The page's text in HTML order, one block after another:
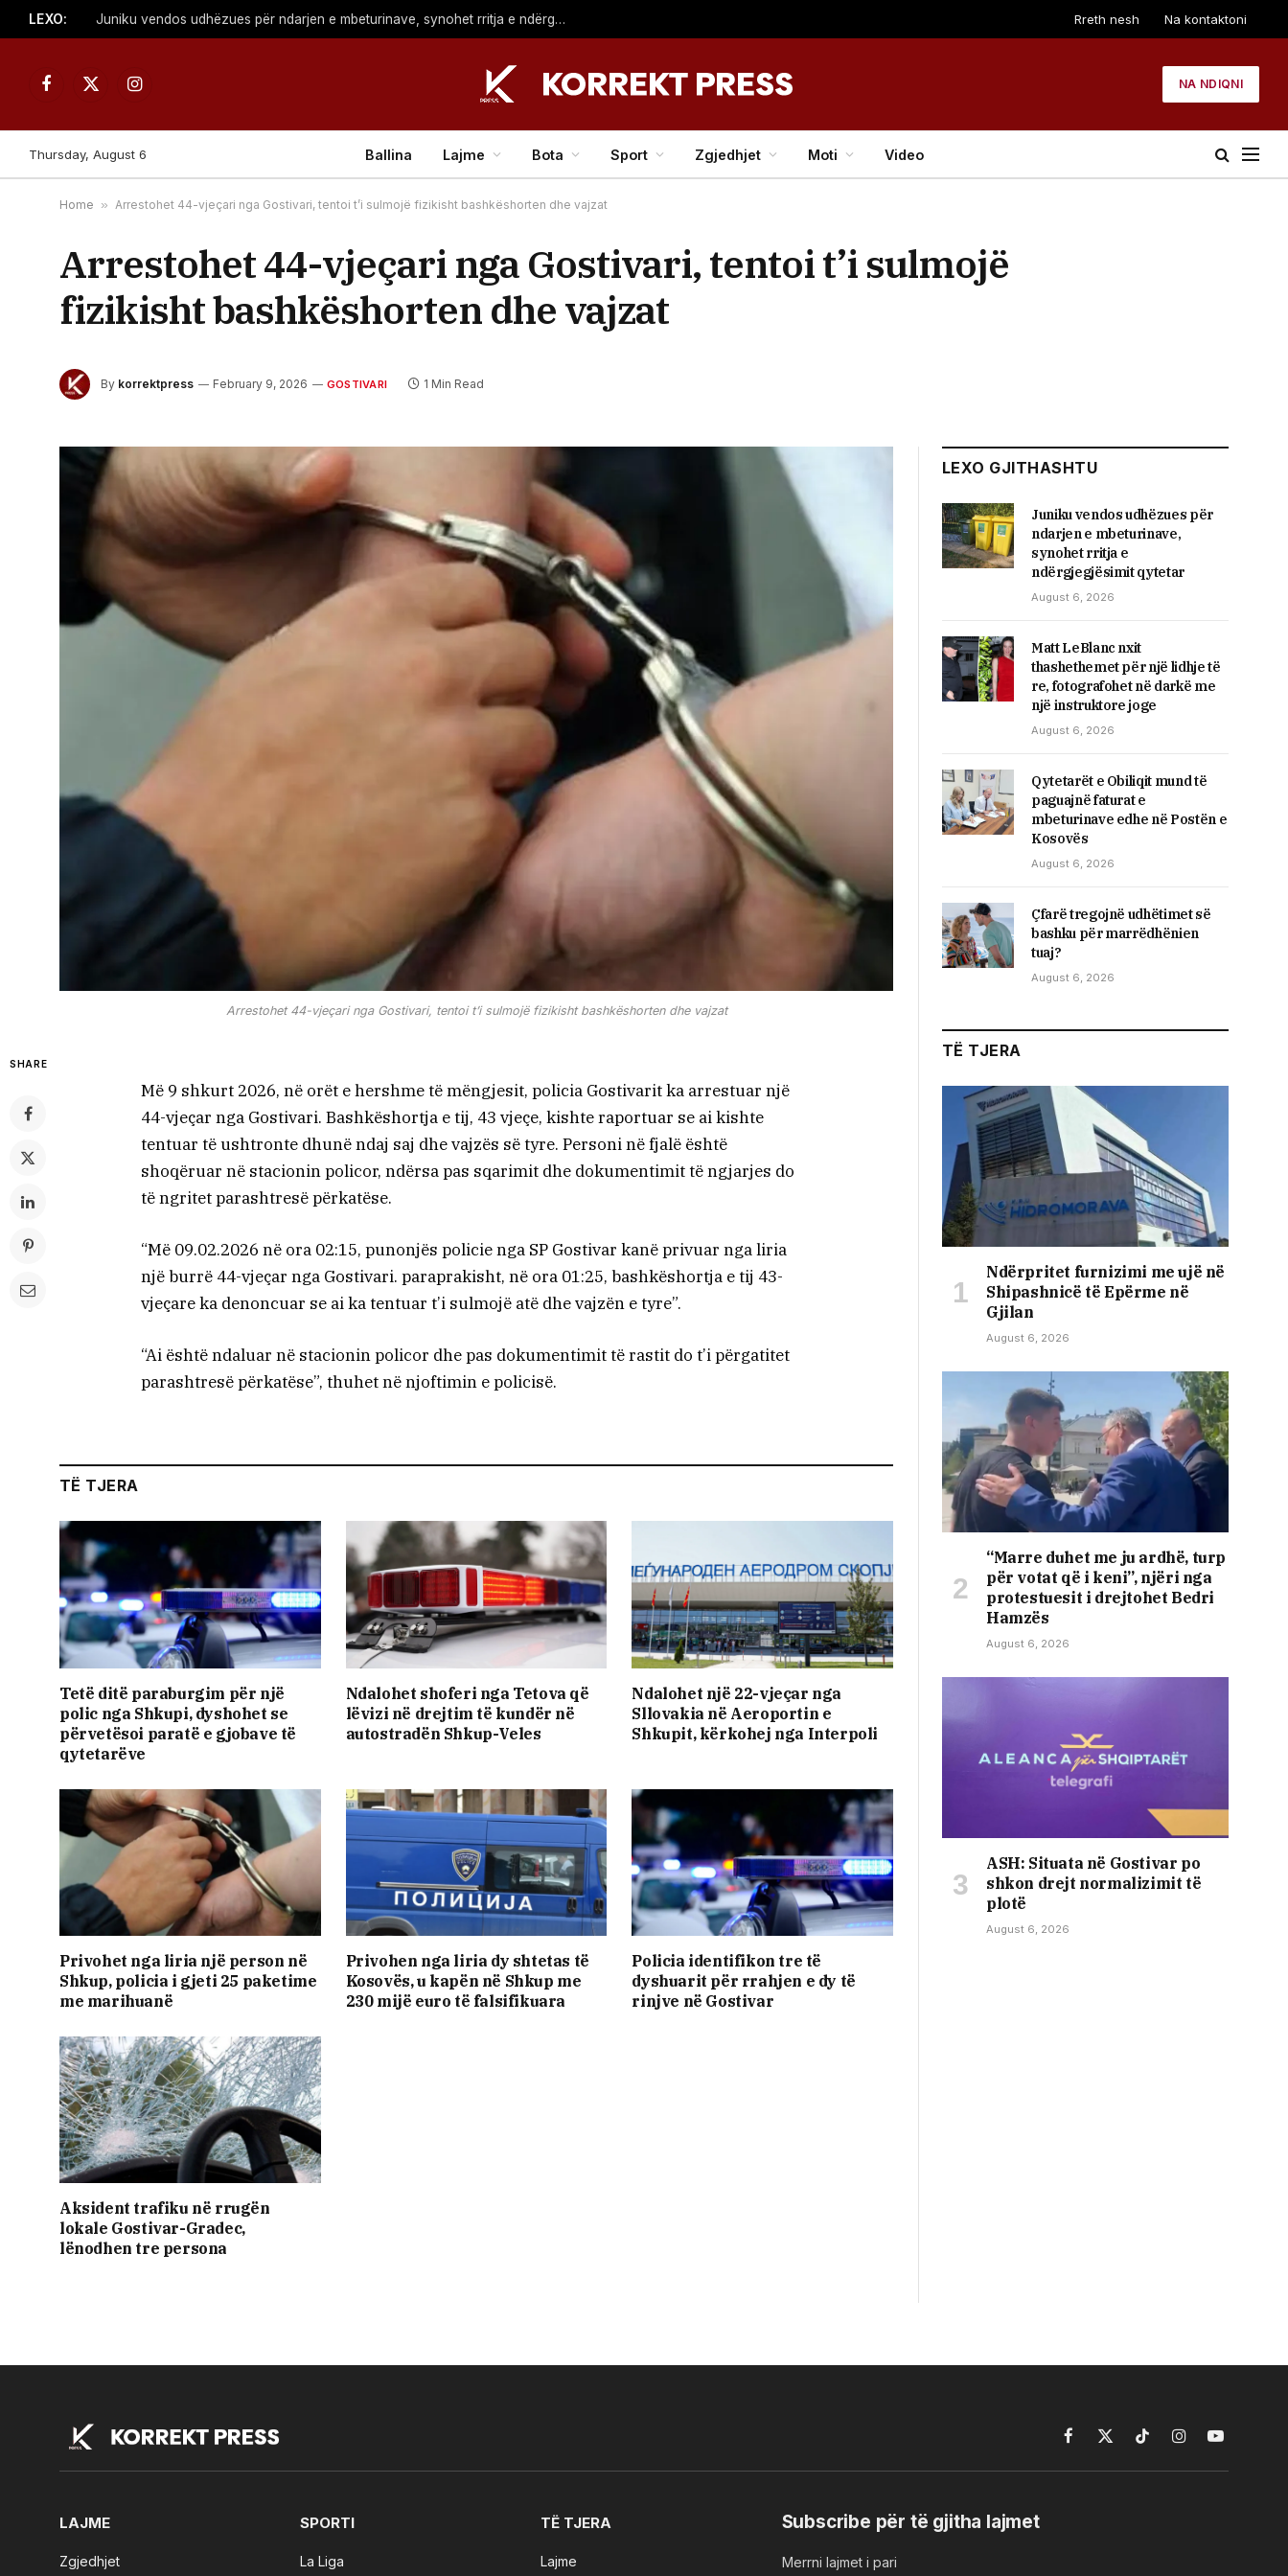
LEXO: Juniku vendos udhëzues për ndarjen e mbeturinave, synohet rritja e ndërgjegjësimit qytetar Rreth nesh Na kontaktoni
Facebook
X
Instagram
NA NDIQNI
Thursday, August 6 Ballina Lajme Bota Sport Zgjedhjet Moti Video
Home » Arrestohet 44-vjeçari nga Gostivari, tentoi t’i sulmojë fizikisht bashkëshorten dhe vajzat
Arrestohet 44-vjeçari nga Gostivari, tentoi t’i sulmojë
fizikisht bashkëshorten dhe vajzat
By korrektpress February 9, 2026 GOSTIVARI 1 Min Read
Arrestohet 44-vjeçari nga Gostivari, tentoi t’i sulmojë fizikisht bashkëshorten dhe vajzat
SHARE
Më 9 shkurt 2026, në orët e hershme të mëngjesit, policia Gostivarit ka arrestuar një
44-vjeçar nga Gostivari. Bashkëshortja e tij, 43 vjeçe, kishte raportuar se ai kishte
tentuar të ushtronte dhunë ndaj saj dhe vajzës së tyre. Personi në fjalë është
shoqëruar në stacionin policor, ndërsa pas sqarimit dhe dokumentimit të ngjarjes do
të ngritet parashtresë përkatëse.
“Më 09.02.2026 në ora 02:15, punonjës policie nga SP Gostivar kanë privuar nga liria
një burrë 44-vjeçar nga Gostivari. paraprakisht, në ora 01:25, bashkëshortja e tij 43-
vjeçare ka denoncuar se ai ka tentuar t’i sulmojë atë dhe vajzën e tyre”.
“Ai është ndaluar në stacionin policor dhe pas dokumentimit të rastit do t’i përgatitet
parashtresë përkatëse”, thuhet në njoftimin e policisë.
TË TJERA
Tetë ditë paraburgim për një
polic nga Shkupi, dyshohet se
përvetësoi paratë e gjobave të
qytetarëve
Ndalohet shoferi nga Tetova që
lëvizi në drejtim të kundër në
autostradën Shkup-Veles
Ndalohet një 22-vjeçar nga
Sllovakia në Aeroportin e
Shkupit, kërkohej nga Interpoli
Privohet nga liria një person në
Shkup, policia i gjeti 25 paketime
me marihuanë
Privohen nga liria dy shtetas të
Kosovës, u kapën në Shkup me
230 mijë euro të falsifikuara
Policia identifikon tre të
dyshuarit për rrahjen e dy të
rinjve në Gostivar
Aksident trafiku në rrugën
lokale Gostivar-Gradec,
lënodhen tre persona
LEXO GJITHASHTU
Juniku vendos udhëzues për
ndarjen e mbeturinave,
synohet rritja e
ndërgjegjësimit qytetar
August 6, 2026
Matt LeBlanc nxit
thashethemet për një lidhje të
re, fotografohet në darkë me
një instruktore joge
August 6, 2026
Qytetarët e Obiliqit mund të
paguajnë faturat e
mbeturinave edhe në Postën e
Kosovës
August 6, 2026
Çfarë tregojnë udhëtimet së
bashku për marrëdhënien
tuaj?
August 6, 2026
TË TJERA
Ndërpritet furnizimi me ujë në
Shipashnicë të Epërme në
Gjilan
August 6, 2026
“Marre duhet me ju ardhë, turp
për votat që i keni”, njëri nga
protestuesit i drejtohet Bedri
Hamzës
August 6, 2026
ASH: Situata në Gostivar po
shkon drejt normalizimit të
plotë
August 6, 2026
Facebook
X
TikTokInstagramYouTube
LAJME
Zgjedhjet
SPORTI
La Liga
TË TJERA
Lajme
Subscribe për të gjitha lajmet
Merrni lajmet i pari